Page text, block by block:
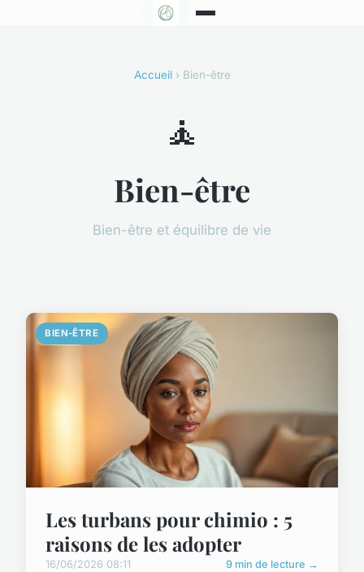
Accueil› Bien-être
🧘
Bien-être
Bien-être et équilibre de vie
BIEN-ÊTRE
Les turbans pour chimio : 5
raisons de les adopter
16/06/2026 08:11 9 min de lecture →